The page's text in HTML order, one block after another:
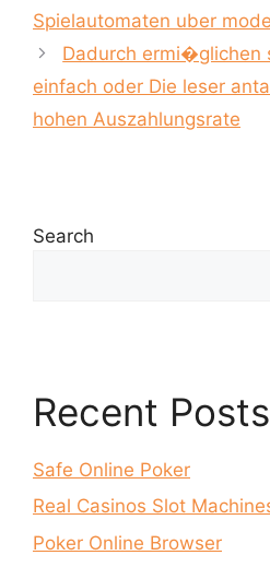
Spielautomaten uber
Dadurch ermi�glichen
einfach oder Die leser
hohen Auszahlungsrate
Search
Recent Posts
Safe Online Poker
Real Casinos Slot
Poker Online Browser